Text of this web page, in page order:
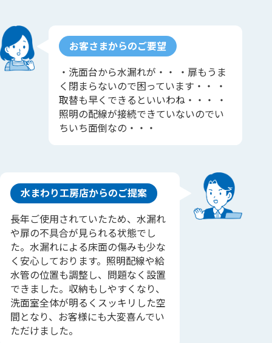
お客さまからのご要望
・洗面台から水漏れが・・ ・扉もうま
く閉まらないので困っています・・ ・
取替も早くできるといいわね・・・ ・
照明の配線が接続できていないのでい
ちいち面倒なの・・・
水まわり工房店からのご提案
長年ご使用されていたため、水漏れ
や扉の不具合が見られる状態でし
た。水漏れによる床面の傷みも少な
く安心しております。照明配線や給
水管の位置も調整し、問題なく設置
できました。収納もしやすくなり、
洗面室全体が明るくスッキリした空
間となり、お客様にも大変喜んでい
ただけました。